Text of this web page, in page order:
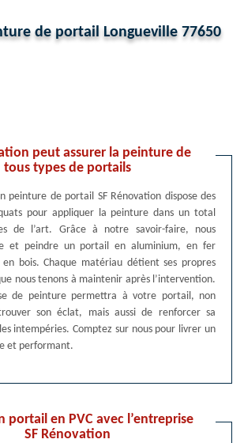
de portail Longueville 77650
peut assurer la peinture de
tous types de portails
peinture de portail SF Rénovation dispose des
pour appliquer la peinture dans un total
de l’art. Grâce à notre savoir-faire, nous
et peindre un portail en aluminium, en fer
bois. Chaque matériau détient ses propres
nous tenons à maintenir après l’intervention.
de peinture permettra à votre portail, non
son éclat, mais aussi de renforcer sa
intempéries. Comptez sur nous pour livrer un
et performant.
portail en PVC avec l’entreprise
SF Rénovation